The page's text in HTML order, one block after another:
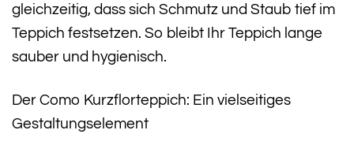
gleichzeitig, dass sich Schmutz und Staub tief im
Teppich festsetzen. So bleibt Ihr Teppich lange
sauber und hygienisch.
Der Como Kurzflorteppich: Ein vielseitiges
Gestaltungselement